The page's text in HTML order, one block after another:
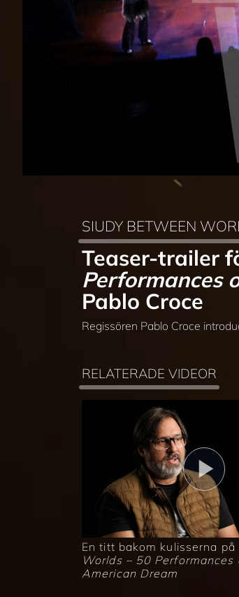
SIUDY BETWEEN
Teaser-trailer
Performances
Pablo Croce
Regissören Pablo Croce
RELATERADE VIDEOR
En titt bakom kulisserna på
Worlds – 50 Performances
American Dream